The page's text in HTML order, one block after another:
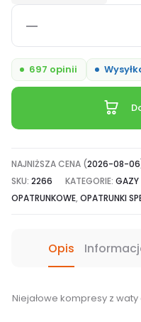
697 opinii
Pur
-
x
5
cm,
rolce
NAJNIŻSZA CENA (2026-08-06
SKU:2266 KATEGORIE:GAZY
OPATRUNKOWE,OPATRUNKI
Opis
Niejałowe kompresy z